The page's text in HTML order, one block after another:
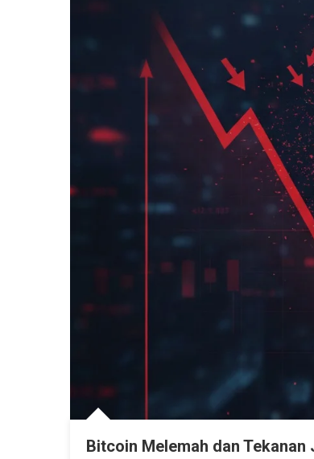
Bitcoin Melemah dan